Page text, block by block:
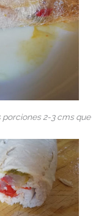
2-3 cms que